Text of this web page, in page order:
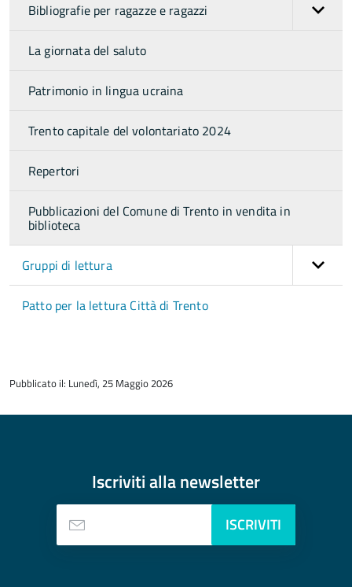
Bibliografie per ragazze e ragazzi
La giornata del saluto
Patrimonio in lingua ucraina
Trento capitale del volontariato 2024
Repertori
Pubblicazioni del Comune di Trento in vendita in
biblioteca
Gruppi di lettura
Patto per la lettura Città di Trento
del
Pubblicato il: Lunedì, 25 Maggio 2026
Iscriviti allanewsletter
ISCRIVITI